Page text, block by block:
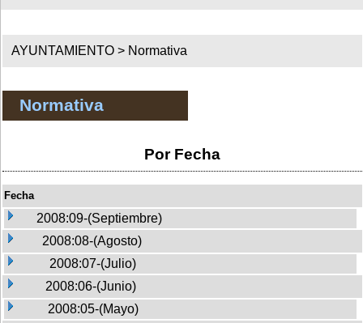
AYUNTAMIENTO > Normativa
Normativa
Por Fecha
Fecha
2008:09-(Septiembre)
2008:08-(Agosto)
2008:07-(Julio)
2008:06-(Junio)
2008:05-(Mayo)